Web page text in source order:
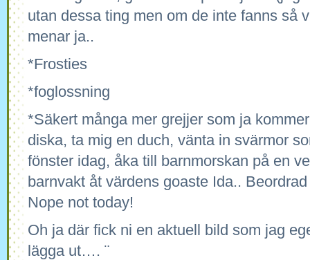
utan dessa ting men om de inte fanns så
menar ja..
*Frosties
*foglossning
*Säkert många mer grejjer som ja
diska, ta mig en duch, vänta in svärmor
fönster idag, åka till barnmorskan på en
barnvakt åt värdens goaste Ida..
Nope not today!
Oh ja där fick ni en aktuell bild som jag
lägga ut…. ¨